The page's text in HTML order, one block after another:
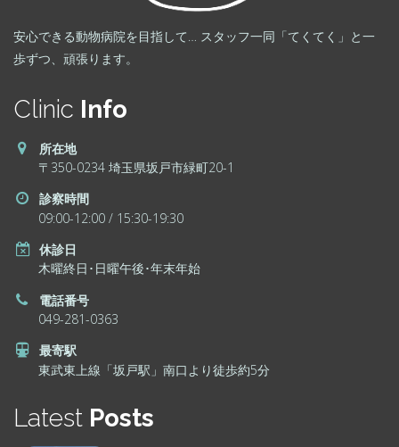
安心できる動物病院を目指して… スタッフ一同「てくてく」と一
歩ずつ、頑張ります。
Clinic Info
所在地
〒350-0234 埼玉県坂戸市緑町20-1
診察時間
09:00-12:00 / 15:30-19:30
休診日
木曜終日･日曜午後･年末年始
電話番号
049-281-0363
最寄駅
東武東上線「坂戸駅」南口より徒歩約5分
Latest Posts